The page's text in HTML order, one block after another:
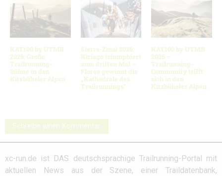
KAT100 by UTMB
2026: Große
Trailrunning-
Bühne in den
Kitzbüheler Alpen
Sierre-Zinal 2026:
Kiriago triumphiert
zum dritten Mal –
Florea gewinnt die
„Kathedrale des
Trailrunnings“
KAT100 by UTMB
2026 –
Trailrunning-
Community trifft
sich in den
Kitzbüheler Alpen
Schreibe einen Kommentar
xc-run.de ist DAS deutschsprachige Trailrunning-Portal mit
aktuellen News aus der Szene, einer Traildatenbank,